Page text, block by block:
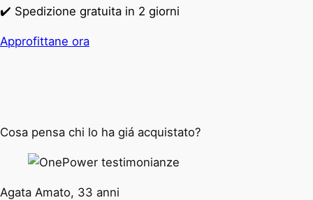
✔️ Spedizione gratuita in 2 giorni
Approfittane ora
Cosa pensa chi lo ha giá acquistato?
Agata Amato, 33 anni